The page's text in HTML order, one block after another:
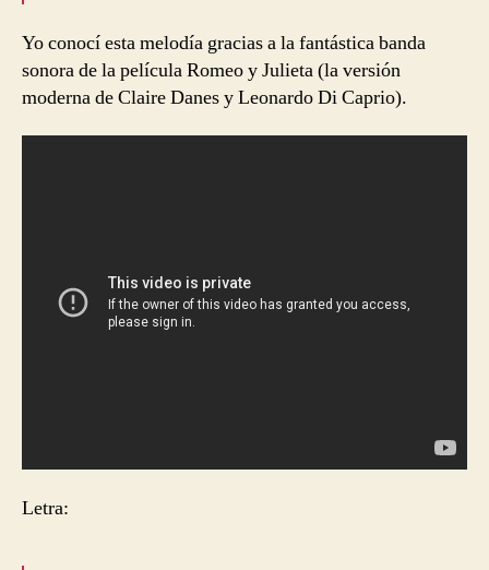
Yo conocí esta melodía gracias a la fantástica banda
sonora de la película Romeo y Julieta (la versión
moderna de Claire Danes y Leonardo Di Caprio).
Letra: